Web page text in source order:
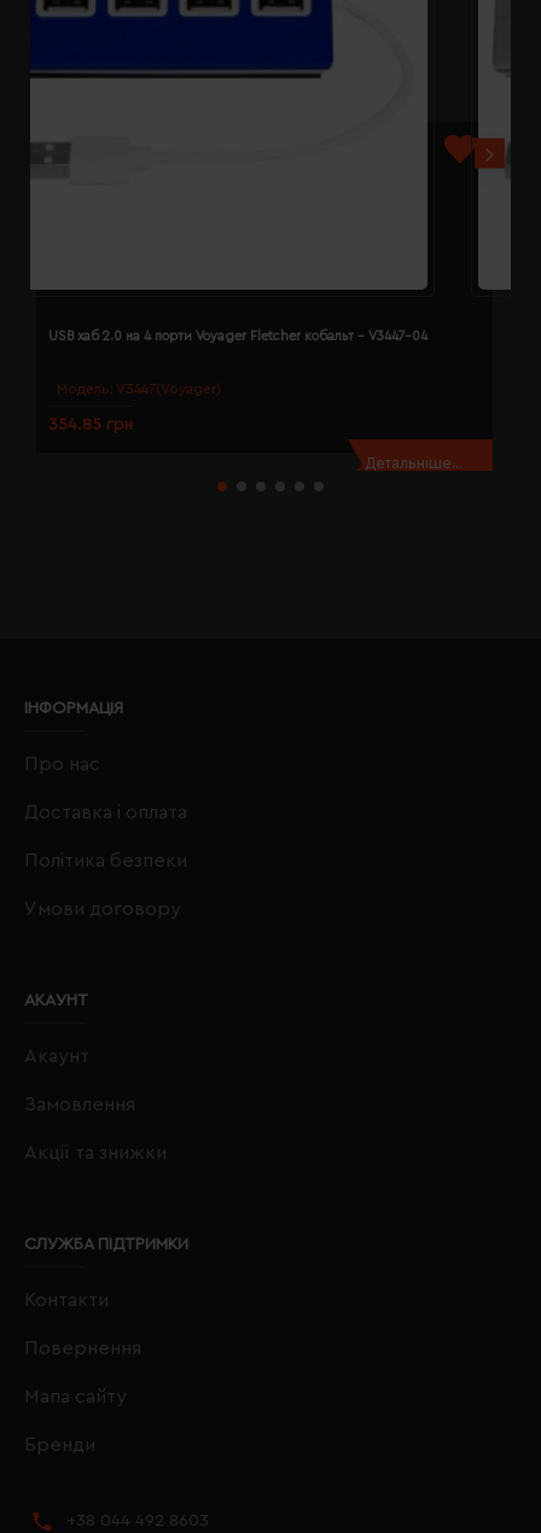
Модель: V3447(Voyager)
USB хаб 2.0 на 4 порти Voyager Fletcher кобальт - V3447-04
354.85 грн
Детальніше...
ІНФОРМАЦІЯ
Про нас
Доставка і оплата
Політика безпеки
Умови договору
АКАУНТ
Акаунт
Замовлення
Акції та знижки
СЛУЖБА ПІДТРИМКИ
Контакти
Повернення
Мапа сайту
Бренди
+38 044 492 8603